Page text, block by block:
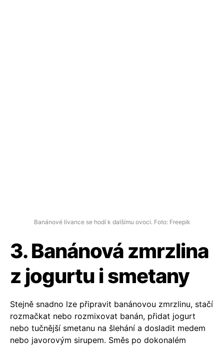
Banánové lívance se hodí k dalšímu ovoci. Foto: Freepik
3. Banánová zmrzlina
z jogurtu i smetany
Stejně snadno lze připravit banánovou zmrzlinu, stačí
rozmačkat nebo rozmixovat banán, přidat jogurt
nebo tučnější smetanu na šlehání a dosladit medem
nebo javorovým sirupem. Směs po dokonalém